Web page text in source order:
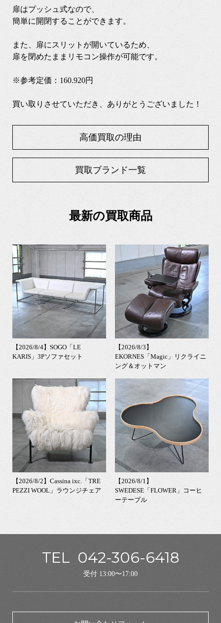
扉はプッシュ式なので、
簡単に開閉することができます。
また、扉にスリットが開いているため、
扉を閉めたままリモコン操作が可能です。
※参考定価：160.920円
買い取りさせていただき、ありがとうございました！
高価買取の理由
買取ブランド一覧
最新の買取商品
【2026/8/4】SOGO「LE
KARIS」3Pソファセット
【2026/8/3】
EKORNES「Magic」リクライニ
ング＆オットマン
【2026/8/2】Cassina ixc.「TRE
PEZZI WOOL」ラウンジチェア
【2026/8/1】
SWEDESE「FLOWER」コーヒ
ーテーブル
TEL 042-306-6418
受付 13:00〜17:00